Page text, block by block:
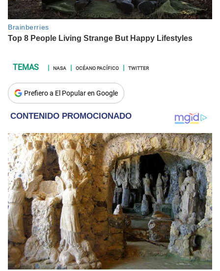
NASA OCÉANO PACÍFICO TWITTER
Prefiero a El Popular en Google